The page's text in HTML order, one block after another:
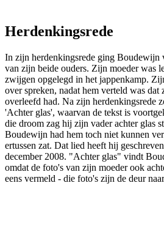
Herdenkingsrede
In zijn herdenkingsrede ging Boudewijn
van zijn beide ouders. Zijn moeder was
zwijgen opgelegd in het jappenkamp.
over spreken, nadat hem verteld was
overleefd had. Na zijn herdenkingsrede
'Achter glas', waarvan de tekst is
die droom zag hij zijn vader achter glas
Boudewijn had hem toch niet kunnen
ertussen zat. Dat lied heeft hij
december 2008. "Achter glas" vindt
omdat de foto's van zijn moeder ook
eens vermeld - die foto's zijn de deur